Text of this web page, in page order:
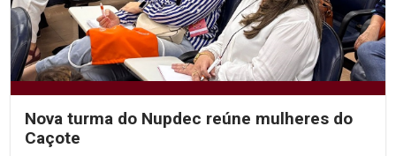
Nova turma do Nupdec reúne mulheres do
Caçote